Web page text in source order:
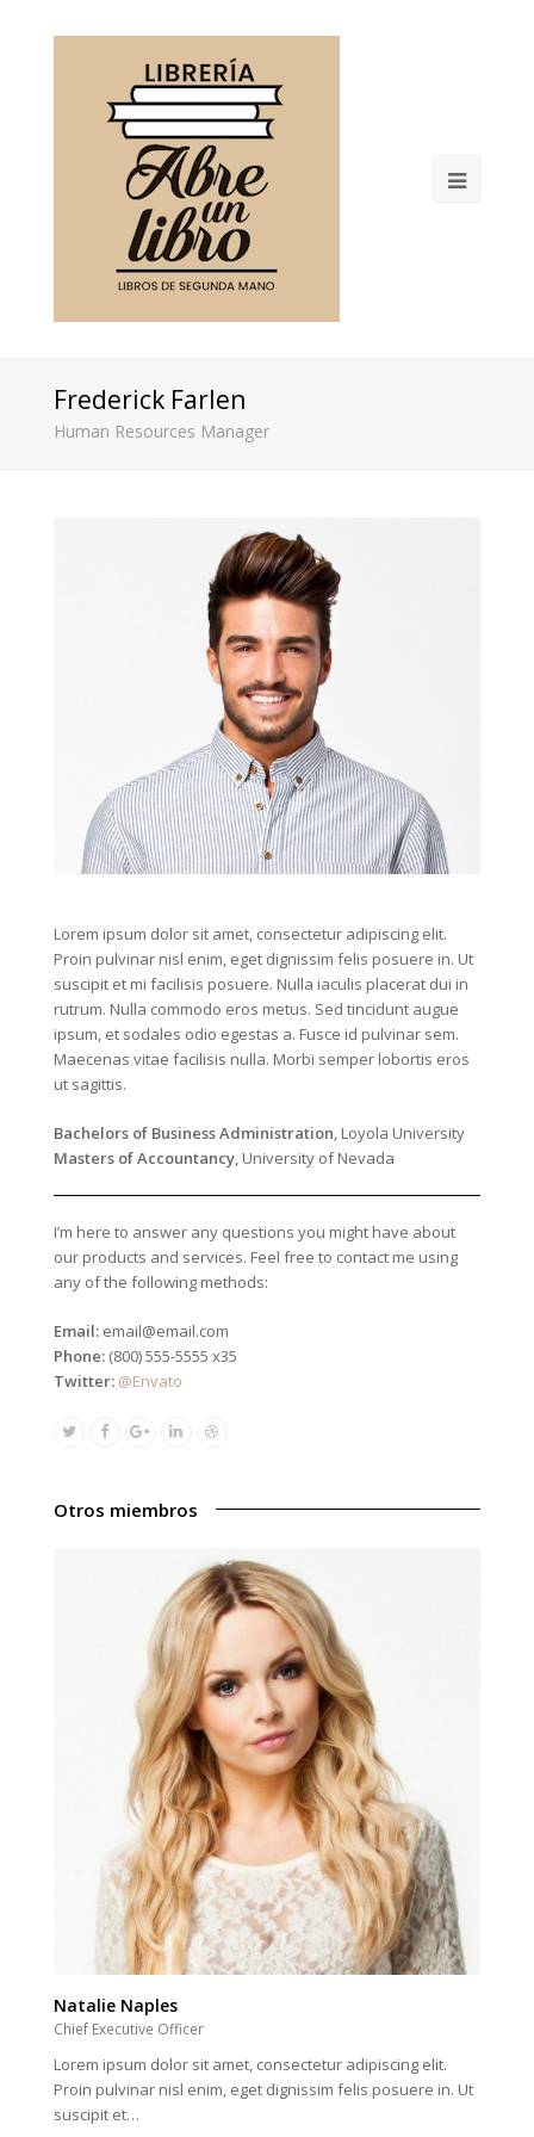
Open
Frederick Farlen
Human Resources Manager
Lorem ipsum dolor sit amet, consectetur adipiscing elit.
Proin pulvinar nisl enim, eget dignissim felis posuere in. Ut
suscipit et mi facilisis posuere. Nulla iaculis placerat dui in
rutrum. Nulla commodo eros metus. Sed tincidunt augue
ipsum, et sodales odio egestas a. Fusce id pulvinar sem.
Maecenas vitae facilisis nulla. Morbi semper lobortis eros
ut sagittis.
Bachelors of Business Administration, Loyola University
Masters of Accountancy, University of Nevada
I’m here to answer any questions you might have about
our products and services. Feel free to contact me using
any of the following methods:
Email: email@email.com
Phone: (800) 555-5555 x35
Twitter: @Envato
TwitterFacebook
GoogleLinkedinDribbble
Otros miembros
Natalie Naples
Chief Executive Officer
Lorem ipsum dolor sit amet, consectetur adipiscing elit.
Proin pulvinar nisl enim, eget dignissim felis posuere in. Ut
suscipit et…